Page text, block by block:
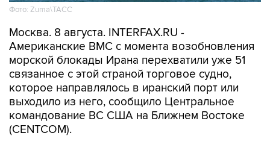
Москва. 8 августа. INTERFAX.RU -
морской блокады Ирана перехватили уже 51
связанное с этой страной торговое судно,
которое направлялось в иранский порт или
выходило из него, сообщило Центральное
командование ВС США на Ближнем Востоке
(CENTCOM).
"По состоянию на 7 августа силы CENTCOM